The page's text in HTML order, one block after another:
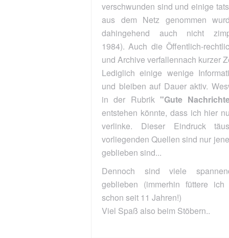
verschwunden sind und einige tatsächlich vom Staat
aus dem Netz genommen wurden. YouTube ist
dahingehend auch nicht zimperlich...(Welcome
1984). Auch die Öffentlich-rechtlichen Mediatheken
und Archive verfallennach kurzer Zeit...
Lediglich einige wenige Informationssammler sind
und bleiben auf Dauer aktiv. Weswegen besonders
"Gute Nachrichten" der Eindruck
entstehen könnte, dass ich hier nur wenige Quellen
verlinke. Dieser Eindruck täuscht - die hier
vorliegenden Quellen sind nur jene, die einfach übrig
Dennoch sind viele spannende Links übrig
geblieben (immerhin füttere ich diese Seite nun
Viel Spaß also beim Stöbern..